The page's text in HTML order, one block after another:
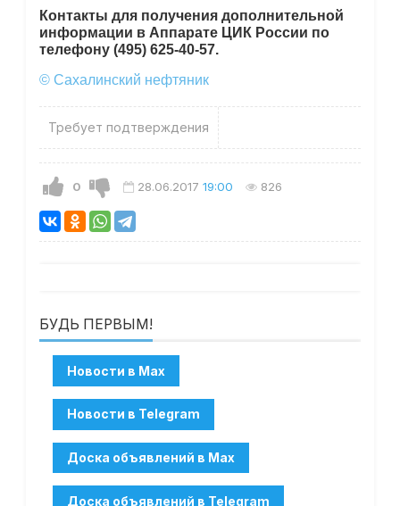
Контакты для получения дополнительной
информации в Аппарате ЦИК России по
телефону (495) 625-40-57.
© Сахалинский нефтяник
Требует подтверждения
0 28.06.2017 19:00 826
БУДЬ ПЕРВЫМ!